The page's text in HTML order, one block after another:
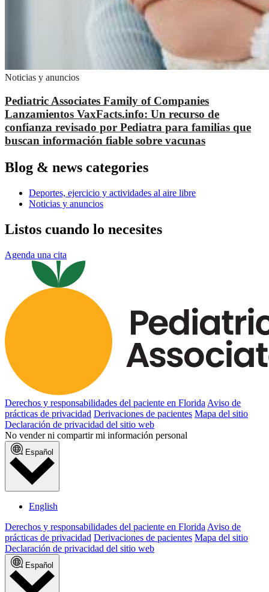
Noticias y anuncios
Pediatric Associates Family of Companies
Lanzamientos VaxFacts.info: Un recurso de
confianza revisado por Pediatra para familias que
buscan información fiable sobre vacunas
Blog & news categories
Deportes, ejercicio y actividades al aire libre
Noticias y anuncios
Listos cuando lo necesites
Agenda una cita
Derechos y responsabilidades del paciente en Florida Aviso de
prácticas de privacidad Derivaciones de pacientes Mapa del sitio
Declaración de privacidad del sitio web
No vender ni compartir mi información personal
Español
English
Derechos y responsabilidades del paciente en Florida Aviso de
prácticas de privacidad Derivaciones de pacientes Mapa del sitio
Declaración de privacidad del sitio web
Español